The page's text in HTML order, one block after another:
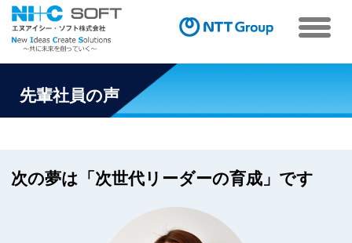
事業内容
先輩社員の声
次の夢は「次世代リーダーの育成」です